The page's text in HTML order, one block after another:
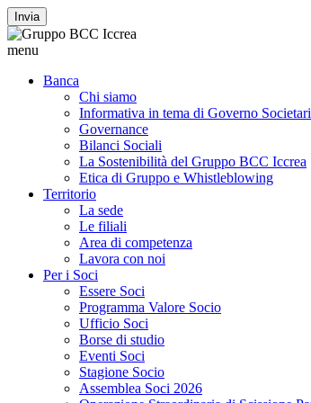
Invia
menu
Banca
Chi siamo
Informativa in tema di Governo
Governance
Bilanci Sociali
La Sostenibilità del Gruppo BCC Iccrea
Etica di Gruppo e Whistleblowing
Territorio
La sede
Le filiali
Area di competenza
Lavora con noi
Per i Soci
Essere Soci
Programma Valore Socio
Ufficio Soci
Borse di studio
Eventi Soci
Stagione Socio
Assemblea Soci 2026